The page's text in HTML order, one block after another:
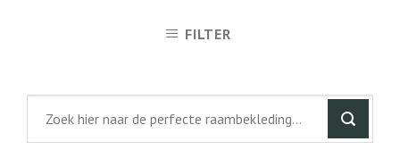
FILTER